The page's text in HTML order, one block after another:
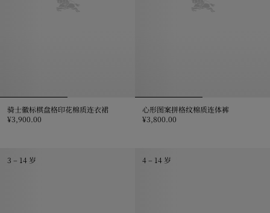
骑士徽标棋盘格印花棉质连衣裙
¥3,900.00
心形图案拼格纹棉质连体裤
¥3,800.00
3 – 14 岁 4 – 14 岁